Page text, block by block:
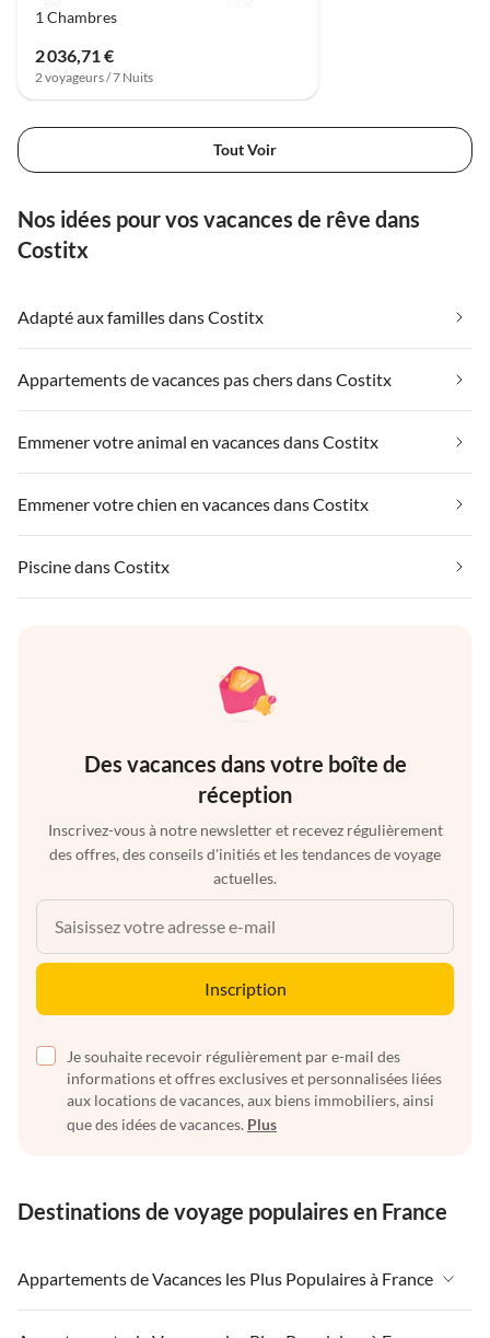
1 Chambres
2 036,71 €
2 voyageurs / 7 Nuits
Tout Voir
Nos idées pour vos vacances de rêve dans
Costitx
Adapté aux familles dans Costitx
Appartements de vacances pas chers dans Costitx
Emmener votre animal en vacances dans Costitx
Emmener votre chien en vacances dans Costitx
Piscine dans Costitx
Des vacances dans votre boîte de
réception
Inscrivez-vous à notre newsletter et recevez régulièrement
des offres, des conseils d'initiés et les tendances de voyage
actuelles.
Inscription
Je souhaite recevoir régulièrement par e-mail des
informations et offres exclusives et personnalisées liées
aux locations de vacances, aux biens immobiliers, ainsi
que des idées de vacances. Plus
Destinations de voyage populaires en France
Appartements de Vacances les Plus Populaires à France